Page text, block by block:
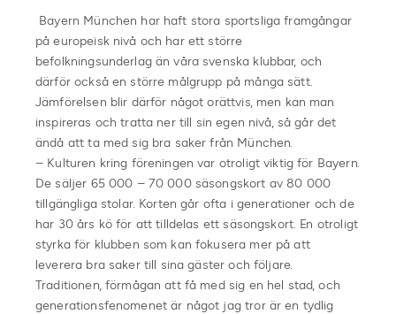
Bayern München har haft stora sportsliga framgångar
på europeisk nivå och har ett större
befolkningsunderlag än våra svenska klubbar, och
därför också en större målgrupp på många sätt.
Jämförelsen blir därför något orättvis, men kan man
inspireras och tratta ner till sin egen nivå, så går det
ändå att ta med sig bra saker från München.
– Kulturen kring föreningen var otroligt viktig för Bayern.
De säljer 65 000 – 70 000 säsongskort av 80 000
tillgängliga stolar. Korten går ofta i generationer och de
har 30 års kö för att tilldelas ett säsongskort. En otroligt
styrka för klubben som kan fokusera mer på att
leverera bra saker till sina gäster och följare.
Traditionen, förmågan att få med sig en hel stad, och
generationsfenomenet är något jag tror är en tydlig